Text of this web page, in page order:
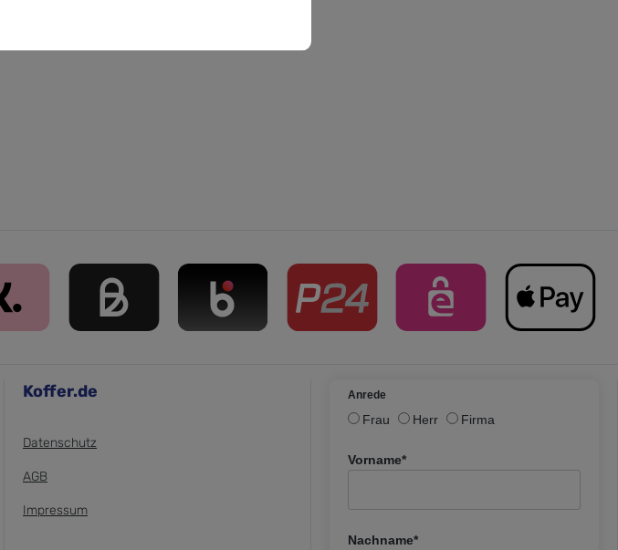
Koffer.de
Datenschutz
AGB
Impressum
Anrede
Frau Herr Firma
Vorname*
Nachname*